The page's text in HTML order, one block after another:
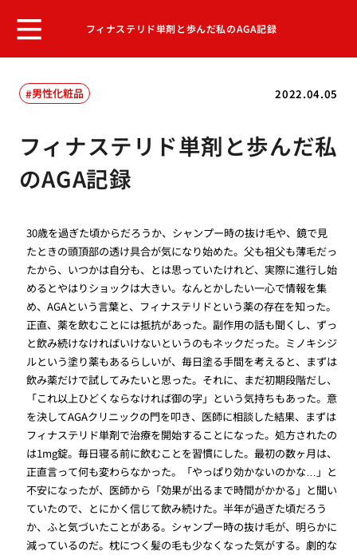
フィナステリド単剤と歩んだ私のAGA記録
2022.04.05
男性化粧品
フィナステリド単剤と歩んだ私
のAGA記録
30歳を過ぎた頃からだろうか、シャンプー時の抜け毛や、鏡で見
たときの頭頂部の透け具合が気になり始めた。父も祖父も薄毛だっ
たから、いつかは自分も、とは思っていたけれど、実際に進行し始
めるとやはりショックは大きい。なんとかしたい一心で情報を集
め、AGAという言葉と、フィナステリドという薬の存在を知った。
正直、薬を飲むことには抵抗があった。副作用の話も聞くし、ずっ
と飲み続けなければいけないというのもネックだった。ミノキシジ
ルという塗り薬もあるらしいが、毎日塗る手間を考えると、まずは
飲み薬だけで試してみたいと思った。それに、まだ初期段階だし、
「これ以上ひどくならなければ御の字」という気持ちもあった。意
を決してAGAクリニックの門を叩き、医師に相談した結果、まずは
フィナステリド単剤で治療を開始することになった。処方されたの
は1mg錠。毎日寝る前に飲むことを習慣にした。最初の数ヶ月は、
正直言って何も変わらなかった。「やっぱり効かないのかな…」と
不安になったが、医師から「効果が出るまで時間がかかる」と聞い
ていたので、とにかく信じて飲み続けた。半年が過ぎた頃だろう
か、ふと気づいたことがある。シャンプー時の抜け毛が、明らかに
減っているのだ。枕につく髪の毛も少なくなった気がする。劇的な